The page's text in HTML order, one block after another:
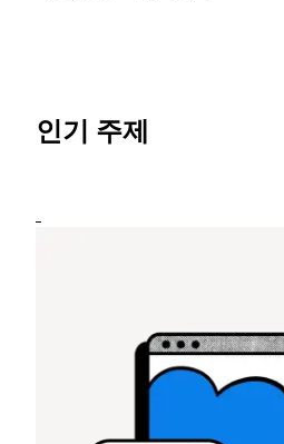
인기 주제